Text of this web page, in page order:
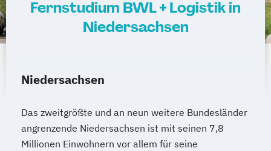
Fernstudium BWL + Logistik in
Niedersachsen
Niedersachsen
Das zweitgrößte und an neun weitere Bundesländer
angrenzende Niedersachsen ist mit seinen 7,8
Millionen Einwohnern vor allem für seine